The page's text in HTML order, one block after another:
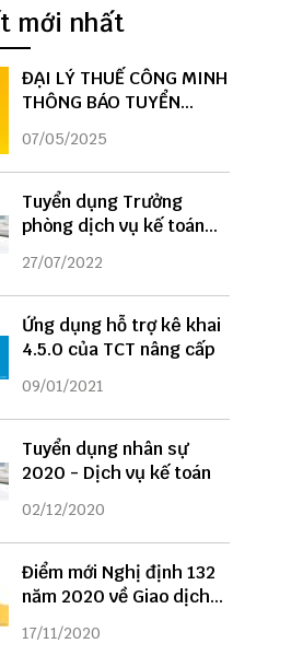
mới nhất
ĐẠI LÝ THUẾ CÔNG MINH
THÔNG BÁO TUYỂN
DỤNG
07/05/2025
Tuyển dụng Trưởng
phòng dịch vụ kế toán
năm 2022
27/07/2022
Ứng dụng hỗ trợ kê khai
4.5.0 của TCT nâng cấp
09/01/2021
Tuyển dụng nhân sự
2020 - Dịch vụ kế toán
02/12/2020
Điểm mới Nghị định 132
năm 2020 về Giao dịch
liên kết
17/11/2020